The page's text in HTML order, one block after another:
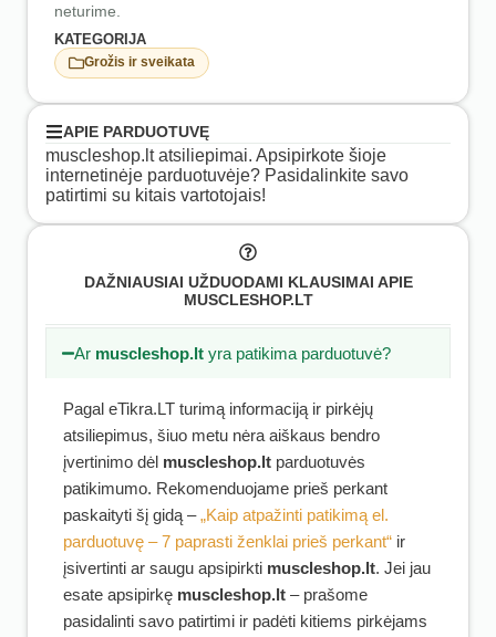
neturime.
KATEGORIJA
Grožis ir sveikata
APIE PARDUOTUVĘ
muscleshop.lt atsiliepimai. Apsipirkote šioje
internetinėje parduotuvėje? Pasidalinkite savo
patirtimi su kitais vartotojais!
DAŽNIAUSIAI UŽDUODAMI KLAUSIMAI APIE
MUSCLESHOP.LT
Ar muscleshop.lt yra patikima parduotuvė?
Pagal eTikra.LT turimą informaciją ir pirkėjų
atsiliepimus, šiuo metu nėra aiškaus bendro
įvertinimo dėl muscleshop.lt parduotuvės
patikimumo. Rekomenduojame prieš perkant
paskaityti šį gidą –„Kaip atpažinti patikimą el.
parduotuvę – 7 paprasti ženklai prieš perkant“ ir
įsivertinti ar saugu apsipirkti muscleshop.lt. Jei jau
esate apsipirkę muscleshop.lt – prašome
pasidalinti savo patirtimi ir padėti kitiems pirkėjams